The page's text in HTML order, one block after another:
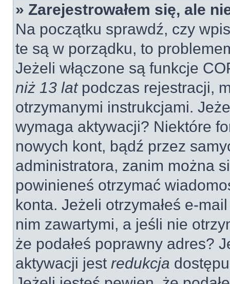
» Zarejestrowałem się, ale
Na początku sprawdź, czy
te są w porządku, to
Jeżeli włączone są funkcje
niż 13 latpodczas rejestracji,
otrzymanymi instrukcjami.
wymaga aktywacji? Niektóre
nowych kont, bądź przez
administratora, zanim można
powinieneś otrzymać
konta. Jeżeli otrzymałeś e-
nim zawartymi, a jeśli nie
że podałeś poprawny adres?
aktywacji jest redukcja